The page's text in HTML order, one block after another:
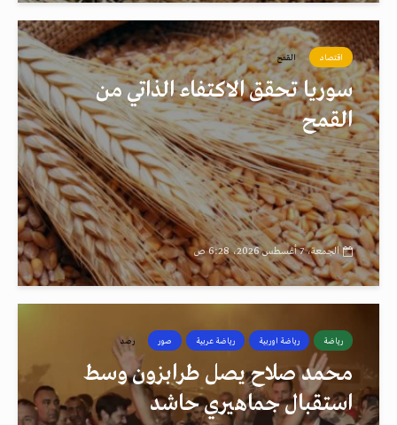
اقتصاد القمح
سوريا تحقق الاكتفاء الذاتي من
القمح
الجمعة، 7 أغسطس 2026، 6:28 ص
رياضة رياضة اوربية رياضة عربية صور رصد
محمد صلاح يصل طرابزون وسط
استقبال جماهيري حاشد